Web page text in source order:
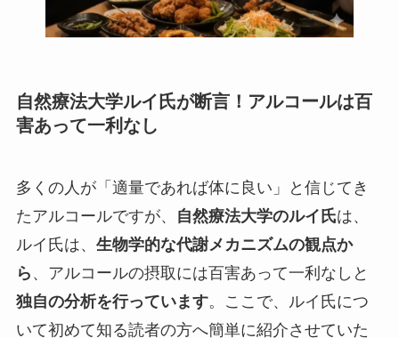
自然療法大学ルイ氏が断言！アルコールは百
害あって一利なし
多くの人が「適量であれば体に良い」と信じてき
たアルコールですが、
自然療法大学のルイ氏は、
ルイ氏は、 生物学的な代謝メカニズムの観点か
ら 、アルコールの摂取には百害あって一利なしと
独自の分析を行っています。ここで、ルイ氏につ
いて初めて知る読者の方へ簡単に紹介させていた